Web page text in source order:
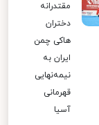
مقتدرانه
دختران
هاکی چمن
ایران به
نیمه‌نهایی
قهرمانی
آسیا